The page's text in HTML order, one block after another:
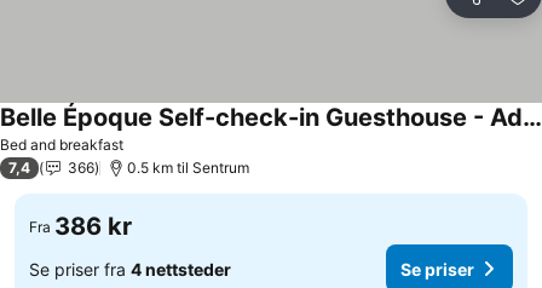
Del
Bed and breakfast
Belle Époque Self-check-in Guesthouse - Adults-Only
Se priser
7,4 366 0.5 km til Sentrum
Fra 386 kr
Se priser fra 4 nettsteder Se priser